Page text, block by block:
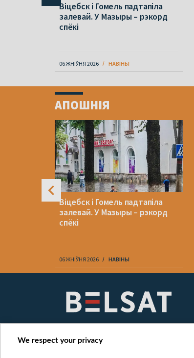
Віцебск і Гомель падтапіла
залевай. У Мазыры – рэкорд
спёкі
06 ЖНІЎНЯ 2026 НАВІНЫ
ofАПОШНІЯ
Віцебск і Гомель падтапіла
залевай. У Мазыры – рэкорд
спёкі
06 ЖНІЎНЯ 2026 НАВІНЫ
We respect your privacy